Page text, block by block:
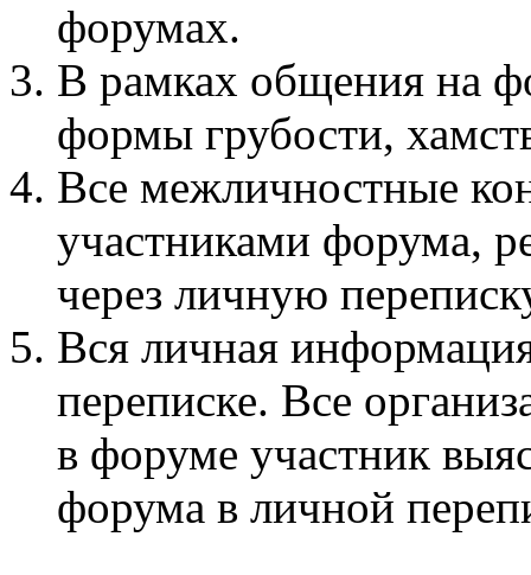
форумах.
В рамках общения на
формы грубости,
Все межличностные
участниками форума,
через личную
Вся личная
переписке. Все
в форуме участник
форума в личной